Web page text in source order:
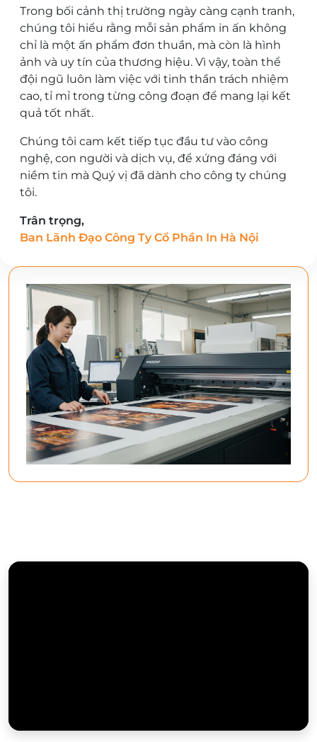
Trong bối cảnh thị trường ngày càng cạnh tranh,
chúng tôi hiểu rằng mỗi sản phẩm in ấn không
chỉ là một ấn phẩm đơn thuần, mà còn là hình
ảnh và uy tín của thương hiệu. Vì vậy, toàn thể
đội ngũ luôn làm việc với tinh thần trách nhiệm
cao, tỉ mỉ trong từng công đoạn để mang lại kết
quả tốt nhất.
Chúng tôi cam kết tiếp tục đầu tư vào công
nghệ, con người và dịch vụ, để xứng đáng với
niềm tin mà Quý vị đã dành cho công ty chúng
tôi.
Trân trọng,
Ban Lãnh Đạo Công Ty Cổ Phần In Hà Nội